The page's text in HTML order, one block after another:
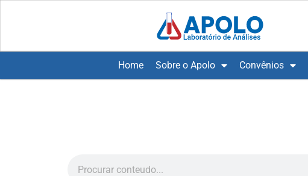
Home Sobre o Apolo Convênios